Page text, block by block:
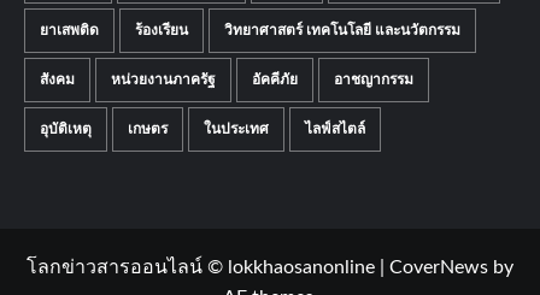
ยาเสพติด ร้องเรียน วิทยาศาสตร์ เทคโนโลยี และนวัตกรรม
สังคม หน่วยงานภาครัฐ อัคคีภัย อาชญากรรม
อุบัติเหตุ เกษตร ในประเทศ ไลฟ์สไตล์
โลกข่าวสารออนไลน์ © lokkhaosanonline CoverNews by